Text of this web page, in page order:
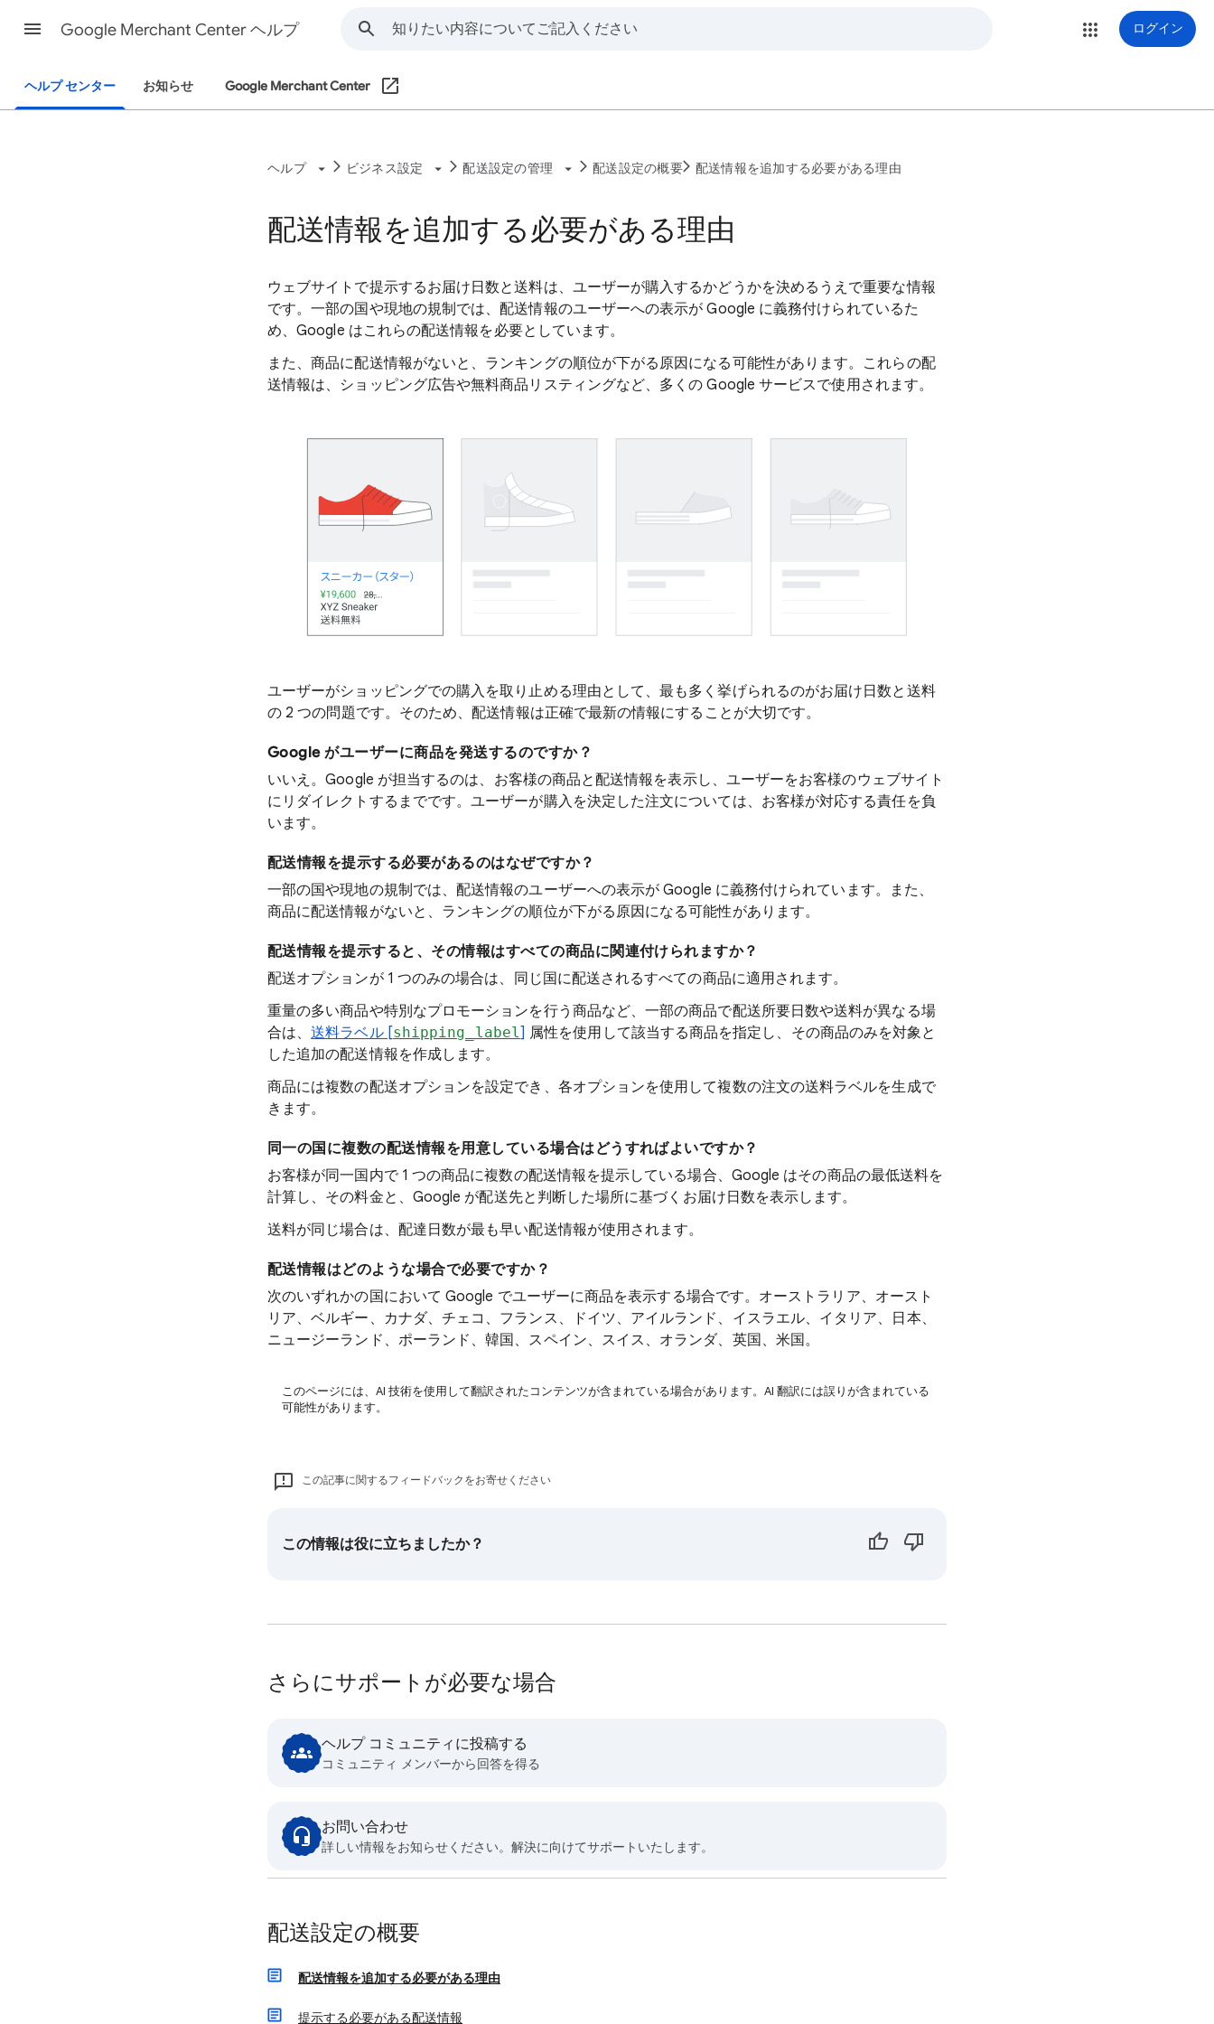
Google Merchant Center ヘルプ ログイン
ヘルプ センター お知らせ Google Merchant Center
ヘルプ ビジネス設定 配送設定の管理 配送設定の概要 配送情報を追加する必要がある理由
配送情報を追加する必要がある理由
ウェブサイトで提示するお届け日数と送料は、ユーザーが購入するかどうかを決めるうえで重要な情報
です。一部の国や現地の規制では、配送情報のユーザーへの表示が Google に義務付けられているた
め、Google はこれらの配送情報を必要としています。
また、商品に配送情報がないと、ランキングの順位が下がる原因になる可能性があります。これらの配
送情報は、ショッピング広告や無料商品リスティングなど、多くの Google サービスで使用されます。
ユーザーがショッピングでの購入を取り止める理由として、最も多く挙げられるのがお届け日数と送料
の 2 つの問題です。そのため、配送情報は正確で最新の情報にすることが大切です。
Google がユーザーに商品を発送するのですか？
いいえ。Google が担当するのは、お客様の商品と配送情報を表示し、ユーザーをお客様のウェブサイト
にリダイレクトするまでです。ユーザーが購入を決定した注文については、お客様が対応する責任を負
います。
配送情報を提示する必要があるのはなぜですか？
一部の国や現地の規制では、配送情報のユーザーへの表示が Google に義務付けられています。また、
商品に配送情報がないと、ランキングの順位が下がる原因になる可能性があります。
配送情報を提示すると、その情報はすべての商品に関連付けられますか？
配送オプションが 1 つのみの場合は、同じ国に配送されるすべての商品に適用されます。
重量の多い商品や特別なプロモーションを行う商品など、一部の商品で配送所要日数や送料が異なる場
合は、送料ラベル [shipping_label] 属性を使用して該当する商品を指定し、その商品のみを対象と
した追加の配送情報を作成します。
商品には複数の配送オプションを設定でき、各オプションを使用して複数の注文の送料ラベルを生成で
きます。
同一の国に複数の配送情報を用意している場合はどうすればよいですか？
お客様が同一国内で 1 つの商品に複数の配送情報を提示している場合、Google はその商品の最低送料を
計算し、その料金と、Google が配送先と判断した場所に基づくお届け日数を表示します。
送料が同じ場合は、配達日数が最も早い配送情報が使用されます。
配送情報はどのような場合で必要ですか？
次のいずれかの国において Google でユーザーに商品を表示する場合です。オーストラリア、オースト
リア、ベルギー、カナダ、チェコ、フランス、ドイツ、アイルランド、イスラエル、イタリア、日本、
ニュージーランド、ポーランド、韓国、スペイン、スイス、オランダ、英国、米国。
このページには、AI 技術を使用して翻訳されたコンテンツが含まれている場合があります。AI 翻訳には誤りが含まれている
可能性があります。
この記事に関するフィードバックをお寄せください
この情報は役に立ちましたか？
さらにサポートが必要な場合
ヘルプ コミュニティに投稿する
コミュニティ メンバーから回答を得る
お問い合わせ
詳しい情報をお知らせください。解決に向けてサポートいたします。
配送設定の概要
配送情報を追加する必要がある理由
提示する必要がある配送情報